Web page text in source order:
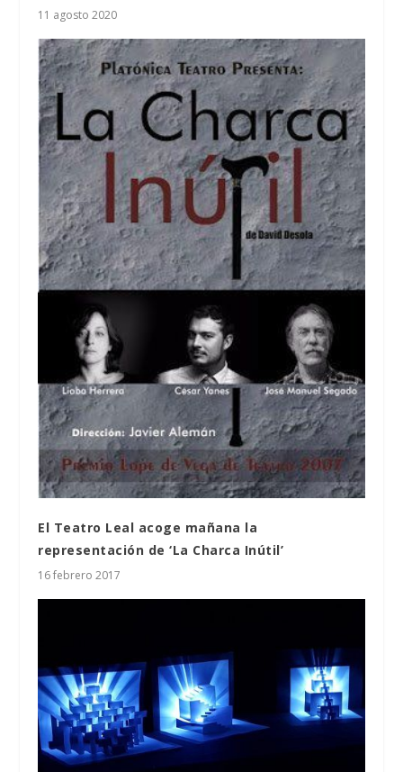
11 agosto 2020
El Teatro Leal acoge mañana la
representación de ‘La Charca Inútil’
16 febrero 2017